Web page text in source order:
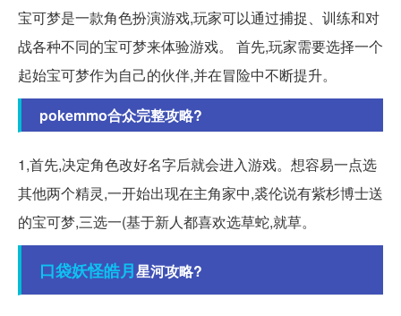
宝可梦是一款角色扮演游戏,玩家可以通过捕捉、训练和对
战各种不同的宝可梦来体验游戏。 首先,玩家需要选择一个
起始宝可梦作为自己的伙伴,并在冒险中不断提升。
pokemmo合众完整攻略?
1,首先,决定角色改好名字后就会进入游戏。想容易一点选
其他两个精灵,一开始出现在主角家中,裘伦说有紫杉博士送
的宝可梦,三选一(基于新人都喜欢选草蛇,就草。
口袋妖怪皓月星河攻略?